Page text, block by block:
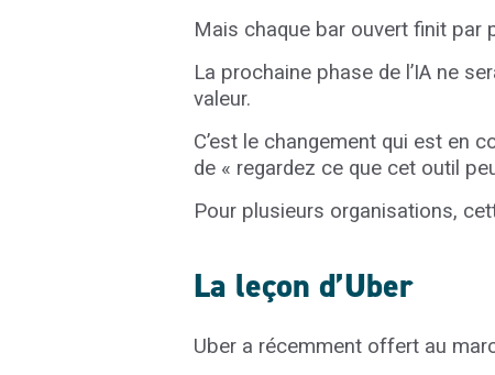
Mais chaque bar ouvert finit par
La prochaine phase de l’IA ne
valeur.
C’est le changement qui est en
de « regardez ce que cet outil
Pour plusieurs organisations,
La leçon d’Uber
Uber a récemment offert au